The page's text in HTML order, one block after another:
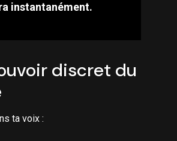
instantanément.
discret du
ta voix :